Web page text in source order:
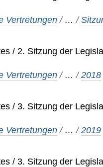
Vertretungen / …/
/ 2. Sitzung der
Vertretungen / …/2018
/ 3. Sitzung der
Vertretungen / …/2019
/ 3. Sitzung der